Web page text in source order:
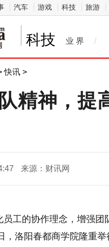
汽车 游戏 科技 旅游
科技 业 界 /
快讯 >
精神，提
来源：财讯网
员工的协作理念，增强团
，洛阳春都商学院隆重